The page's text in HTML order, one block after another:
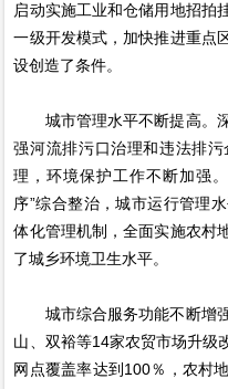
启动实施工业和仓储用地招拍
一级开发模式，加快推进重点
设创造了条件。
城市管理水平不断提高。深
强河流排污口治理和违法排
理，环境保护工作不断加强
序”综合整治，城市运行管理
体化管理机制，全面实施农村
了城乡环境卫生水平。
城市综合服务功能不断增强
山、双裕等14家农贸市场升级
网点覆盖率达到100％，农村